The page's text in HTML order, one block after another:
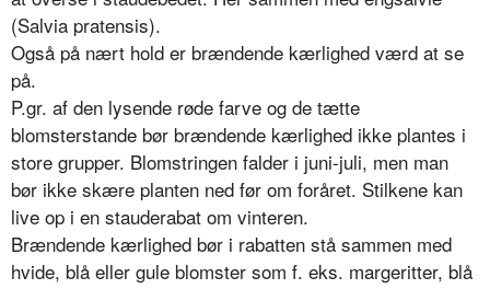
(Salvia pratensis).
Også på nært hold er brændende kærlighed værd at se
på.
P.gr. af den lysende røde farve og de tætte
blomsterstande bør brændende kærlighed ikke plantes i
store grupper. Blomstringen falder i juni-juli, men man
bør ikke skære planten ned før om foråret. Stilkene kan
live op i en stauderabat om vinteren.
Brændende kærlighed bør i rabatten stå sammen med
hvide, blå eller gule blomster som f. eks. margeritter, blå